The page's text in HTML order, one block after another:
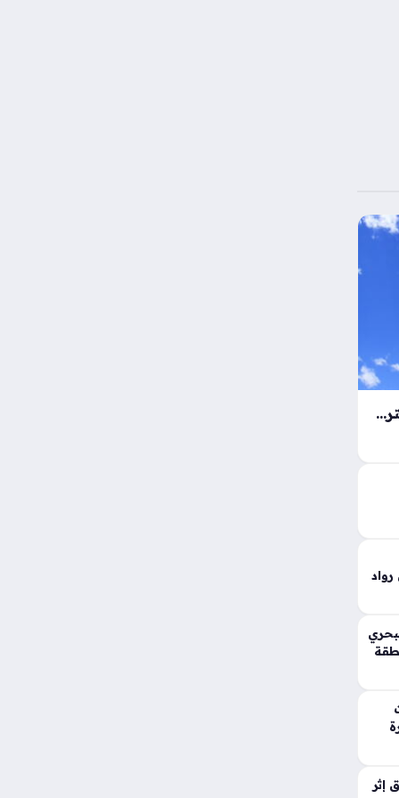
توقعات الأرصاد الجوية لطقس الجمعة تترقب هطول أمطار في مناطق متفرقة
إثر